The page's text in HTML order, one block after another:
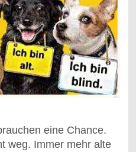
eine Chance.
weg. Immer mehr alte